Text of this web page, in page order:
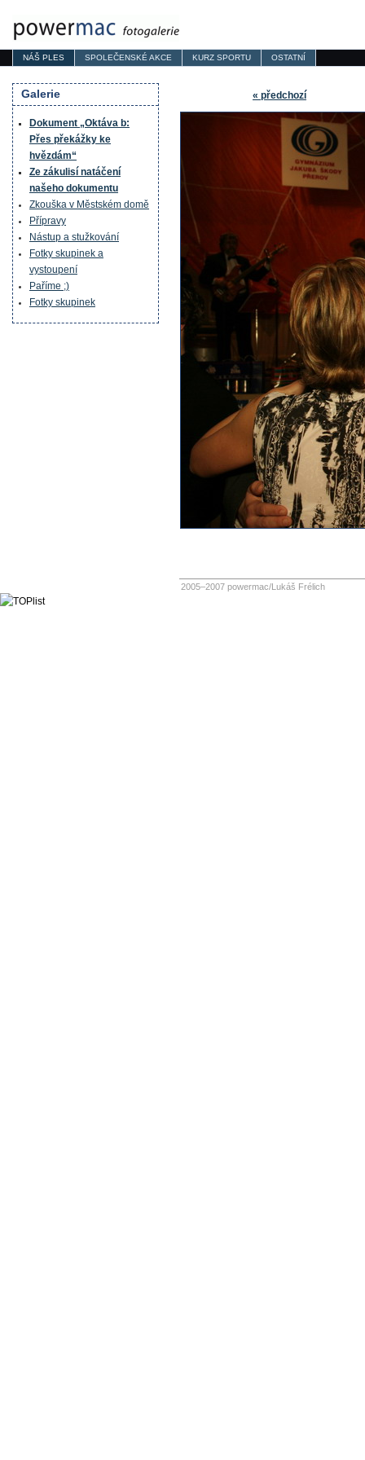
NÁŠ PLES SPOLEČENSKÉ AKCE KURZ SPORTU OSTATNÍ
« předchozí
Galerie
Dokument „Oktáva b:
Přes překážky ke
hvězdám“
Ze zákulisí natáčení
našeho dokumentu
Zkouška v Městském domě
Přípravy
Nástup a stužkování
Fotky skupinek a
vystoupení
Paříme ;)
Fotky skupinek
2005–2007 powermac/Lukáš Frélich